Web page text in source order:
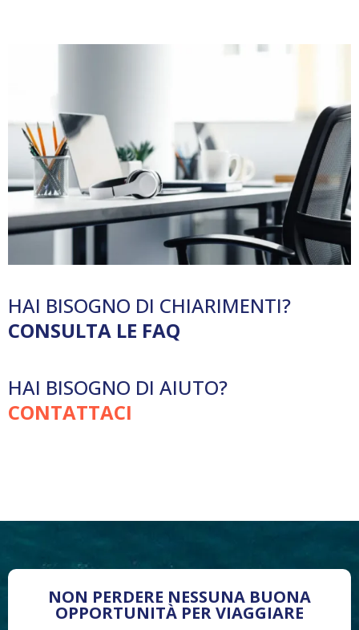
HAI BISOGNO DI CHIARIMENTI?
CONSULTA LE FAQ
HAI BISOGNO DI AIUTO?
CONTATTACI
NON PERDERE NESSUNA BUONA
OPPORTUNITÀ PER VIAGGIARE